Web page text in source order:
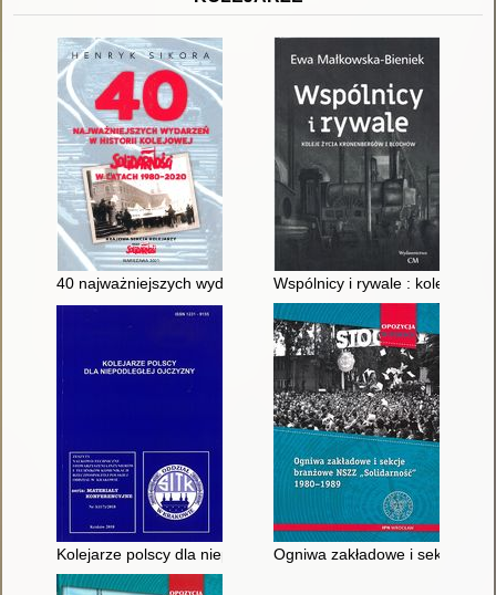
40 najważniejszych wydarzeń w historii kolejowej
Wspólnicy i rywale : koleje
Kolejarze polscy dla niepodległej ojczyzny = Polish
Ogniwa zakładowe i sekcje